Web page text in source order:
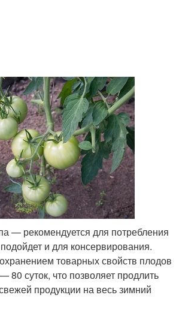
— рекомендуется для потребления
и для консервирования.
товарных свойств плодов
80 суток, что позволяет продлить
продукции на весь зимний